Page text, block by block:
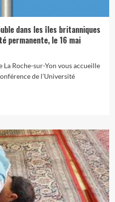
dans les îles britanniques
permanente, le 16 mai
La Roche-sur-Yon vous accueille
de l’Université